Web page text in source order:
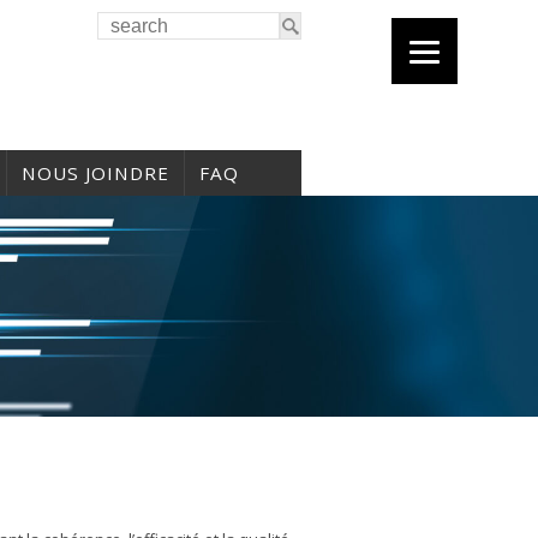
NOUS JOINDRE FAQ